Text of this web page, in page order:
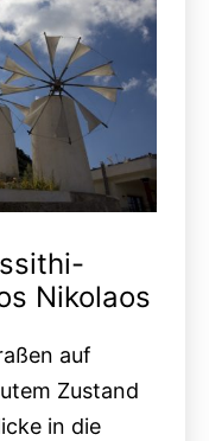
Nikolaos
auf
Zustand
in die